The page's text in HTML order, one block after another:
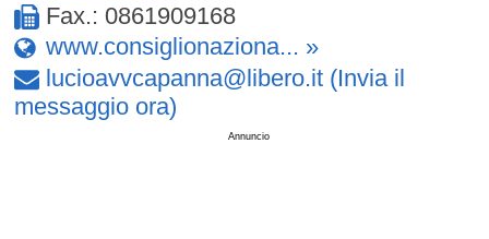
Fax.: 0861909168
www.consiglionaziona... »
lucioavvcapanna@libero.it (Invia il
messaggio ora)
Annuncio